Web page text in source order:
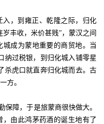
，到雍正、乾隆之际，归化
丰收，米价甚贱”，蒙汉之间
成为蒙地重要的商贸地。当
纳过税银，到归化城入铺零星
杀虎口就直奔归化城而去。古
方。
障，于是旅蒙商很快做大。
由此鸿茅药酒的诞生地有了